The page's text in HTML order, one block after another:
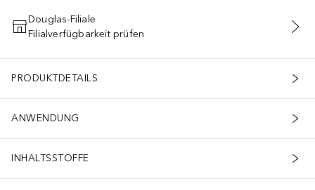
IN DEN WARENKORB
Douglas-Filiale
Filialverfügbarkeit prüfen
PRODUKTDETAILS
ANWENDUNG
INHALTSSTOFFE